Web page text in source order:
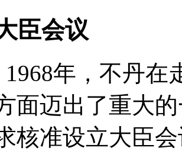
臣会议
1968年，不丹
面迈出了重大
核准设立大臣